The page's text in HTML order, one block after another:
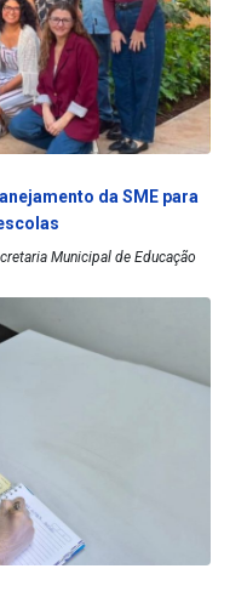
da SME para
Municipal de Educação